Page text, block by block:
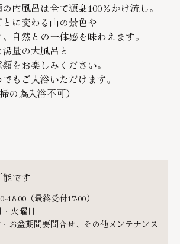
内風呂は全て源泉100％かけ流し。
に変わる山の景色や
自然との一体感を味わえます。
量の大風呂と
をお楽しみください。
もご入浴いただけます。
の為入浴不可）
です
（最終受付17:00）
・火曜日
お盆期間要問合せ、その他メンテナンス